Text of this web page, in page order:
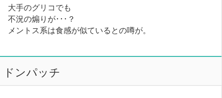
大手のグリコでも
不況の煽りが･･･？
メントス系は食感が似ているとの噂が。
ドンパッチ